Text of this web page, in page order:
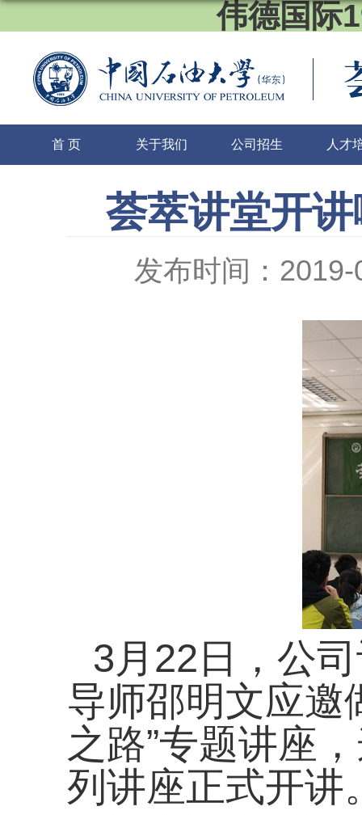
伟德国际
首 页 关于我们 公司招生 人才
荟萃讲堂开
发布时间：2019-
3 月 22 日，公
导师邵明文应邀
之路”专题讲座
列讲座正式开讲